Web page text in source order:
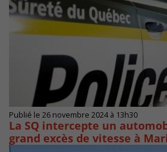
Publié le 26 novembre 2024 à 13h30
La SQ intercepte un
grand excès de vitesse à